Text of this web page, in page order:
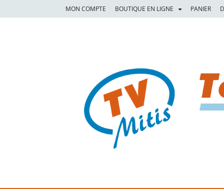
MON COMPTE BOUTIQUE EN LIGNE PANIER
TVM